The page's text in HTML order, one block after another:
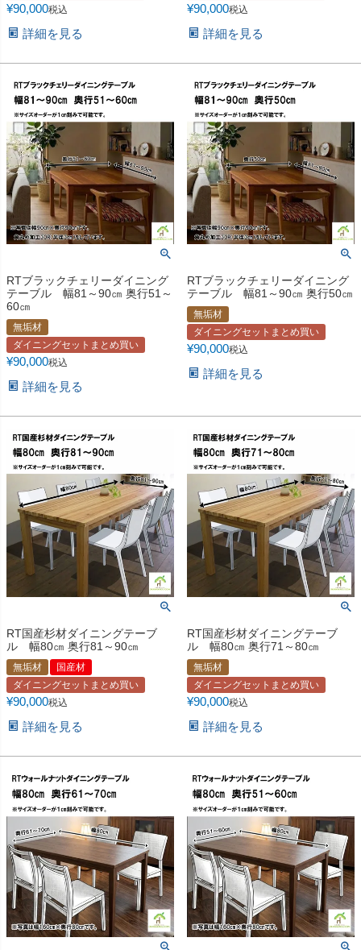
¥90,000税込
詳細を見る
¥90,000税込
詳細を見る
RTブラックチェリーダイニング
テーブル 幅81～90㎝ 奥行51～
60㎝
無垢材
ダイニングセットまとめ買い
¥90,000税込
詳細を見る
RTブラックチェリーダイニング
テーブル 幅81～90㎝ 奥行50㎝
無垢材
ダイニングセットまとめ買い
¥90,000税込
詳細を見る
RT国産杉材ダイニングテーブ
ル 幅80㎝ 奥行81～90㎝
無垢材
国産材
ダイニングセットまとめ買い
¥90,000税込
詳細を見る
RT国産杉材ダイニングテーブ
ル 幅80㎝ 奥行71～80㎝
無垢材
ダイニングセットまとめ買い
¥90,000税込
詳細を見る